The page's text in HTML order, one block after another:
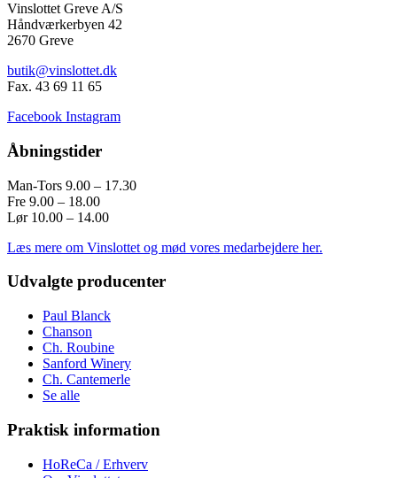
Vinslottet Greve A/S
Håndværkerbyen 42
2670 Greve
butik@vinslottet.dk
Fax. 43 69 11 65
Facebook Instagram
Åbningstider
Man-Tors 9.00 – 17.30
Fre 9.00 – 18.00
Lør 10.00 – 14.00
Læs mere om Vinslottet og mød vores medarbejdere her.
Udvalgte producenter
Paul Blanck
Chanson
Ch. Roubine
Sanford Winery
Ch. Cantemerle
Se alle
Praktisk information
HoReCa / Erhverv